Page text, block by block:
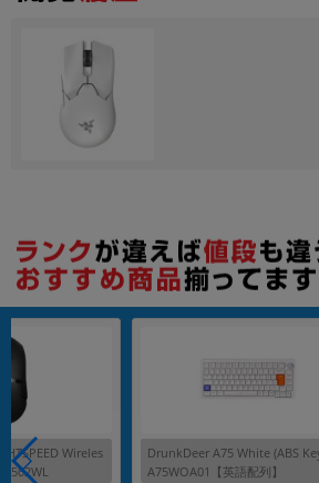
Wireles DrunkDeer A75 White (ABS
A75WOA01【英語配列】